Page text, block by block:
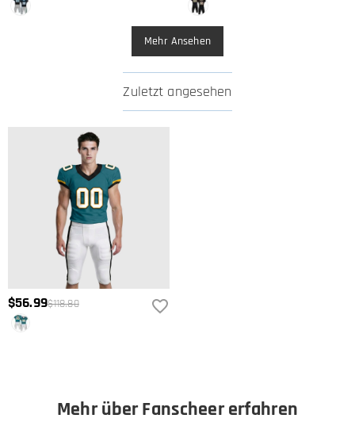
Mehr Ansehen
Zuletzt angesehen
$56.99$118.80
Mehr über Fanscheer erfahren